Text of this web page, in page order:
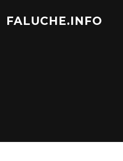
contenu
FALUCHE.INFO